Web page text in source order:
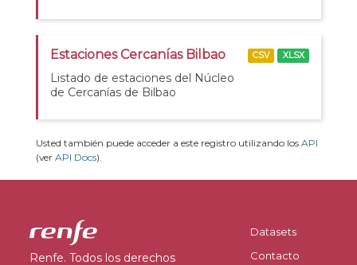
Estaciones Cercanías Bilbao
Listado de estaciones del Núcleo
de Cercanías de Bilbao
CSV XLSX
Usted también puede acceder a este registro utilizando los API
(ver API Docs).
Renfe. Todos los derechos
Datasets
Contacto